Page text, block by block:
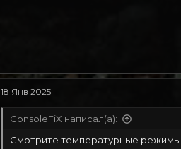
18 Янв 2025
ConsoleFiX написал(а):
Смотрите температурные режимы